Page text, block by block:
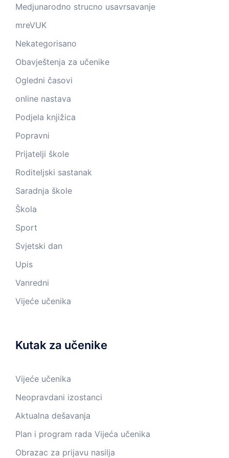
Medjunarodno strucno usavrsavanje
mreVUK
Nekategorisano
Obavještenja za učenike
Ogledni časovi
online nastava
Podjela knjižica
Popravni
Prijatelji škole
Roditeljski sastanak
Saradnja škole
Škola
Sport
Svjetski dan
Upis
Vanredni
Vijeće učenika
Kutak za učenike
Vijeće učenika
Neopravdani izostanci
Aktualna dešavanja
Plan i program rada Vijeća učenika
Obrazac za prijavu nasilja